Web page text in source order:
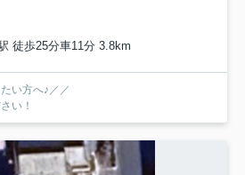
徒歩25分車11分 3.8km
い方へ♪／／
い！